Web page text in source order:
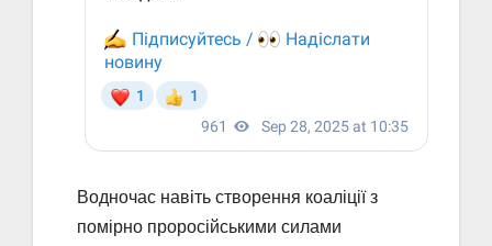
Водночас навіть створення коаліції з
помірно проросійськими силами